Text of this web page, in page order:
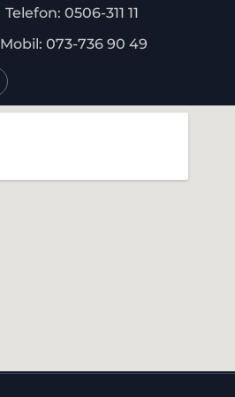
Telefon: 0506-311 11
Mobil: 073-736 90 49